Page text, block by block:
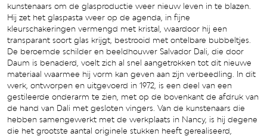
kunstenaars om de glasproductie weer nieuw leven in te blazen.
Hij zet het glaspasta weer op de agenda, in fijne
kleurschakeringen vermengd met kristal, waardoor hij een
transparant soort glas krijgt, bestrooid met ontelbare bubbeltjes.
De beroemde schilder en beeldhouwer Salvador Dali, die door
Daum is benaderd, voelt zich al snel aangetrokken tot dit nieuwe
materiaal waarmee hij vorm kan geven aan zijn verbeedling. In dit
werk, ontworpen en uitgevoerd in 1972, is een deel van een
gestileerde onderarm te zien, met op de bovenkant de afdruk van
de hand van Dali met gesloten vingers. Van de kunstenaars die
hebben samengewerkt met de werkplaats in Nancy, is hij degene
die het grootste aantal originele stukken heeft gerealiseerd,